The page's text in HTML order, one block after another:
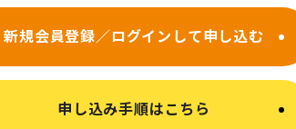
新規会員登録／ログインして申し込む
申し込み手順はこちら